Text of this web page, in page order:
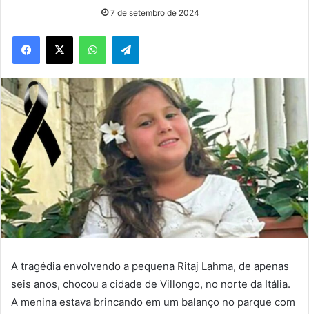
7 de setembro de 2024
WhatsAppTelegram
A tragédia envolvendo a pequena Ritaj Lahma, de apenas
seis anos, chocou a cidade de Villongo, no norte da Itália.
A menina estava brincando em um balanço no parque com